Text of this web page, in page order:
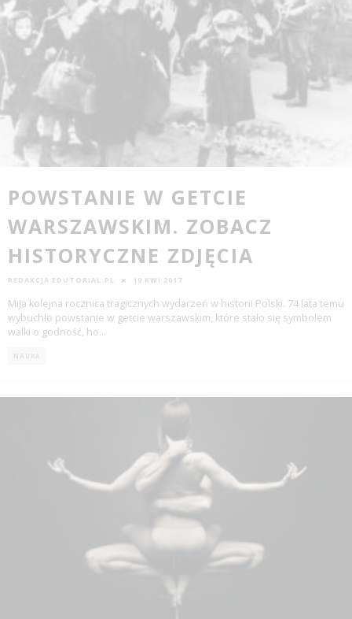
POWSTANIE W GETCIE
WARSZAWSKIM. ZOBACZ
HISTORYCZNE ZDJĘCIA
REDAKCJA EDUTORIAL.PL 19 KWI 2017
Mija kolejna rocznica tragicznych wydarzeń w historii Polski. 74 lata temu
wybuchło powstanie w getcie warszawskim, które stało się symbolem
walki o godność, ho...
NAUKA